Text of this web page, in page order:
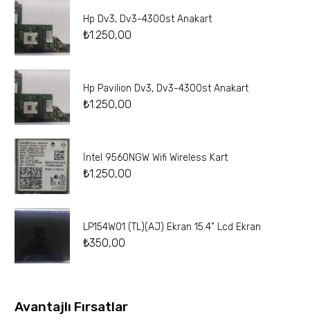
Hp Dv3, Dv3-4300st Anakart
₺1.250,00
Hp Pavilion Dv3, Dv3-4300st Anakart
₺1.250,00
İntel 9560NGW Wifi Wireless Kart
₺1.250,00
LP154W01 (TL)(AJ) Ekran 15.4” Lcd Ekran
₺350,00
Avantajlı Fırsatlar